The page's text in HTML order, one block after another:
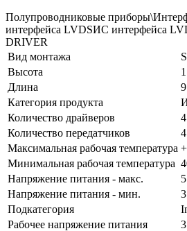
Полупроводниковые
интерфейса LVDSИС интерфейса
DRIVER
Вид монтажа
Высота
Длина
Категория продукта
Количество драйверов
Количество передатчиков
4
Максимальная рабочая температура
Минимальная рабочая температура
Напряжение питания - макс.
Напряжение питания - мин.
Подкатегория
Рабочее напряжение питания